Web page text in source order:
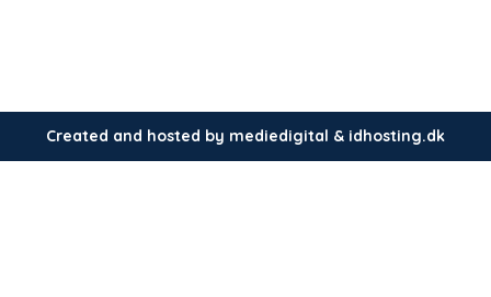
Created and hosted by mediedigital & idhosting.dk